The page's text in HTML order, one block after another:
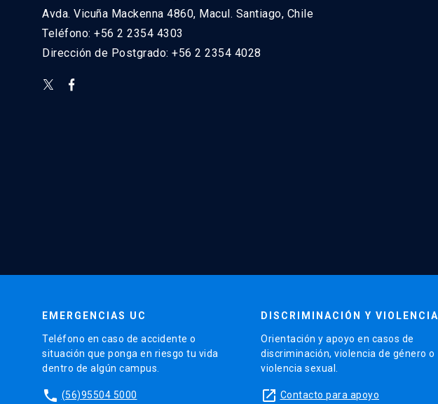
Avda. Vicuña Mackenna 4860, Macul. Santiago, Chile
Teléfono: +56 2 2354 4303
Dirección de Postgrado: +56 2 2354 4028
EMERGENCIAS UC
Teléfono en caso de accidente o
situación que ponga en riesgo tu vida
dentro de algún campus.
phone (56)95504 5000
DISCRIMINACIÓN Y VIOLENCIA
Orientación y apoyo en casos de
discriminación, violencia de género o
violencia sexual.
launch Contacto para apoyo